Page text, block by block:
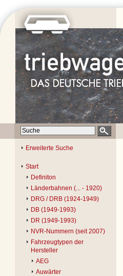
Erweiterte Suche
Start
Definiton
Länderbahnen (... - 1920)
DRG / DRB (1924-1949)
DB (1949-1993)
DR (1949-1993)
NVR-Nummern (seit 2007)
Fahrzeugtypen der
Hersteller
AEG
Auwärter